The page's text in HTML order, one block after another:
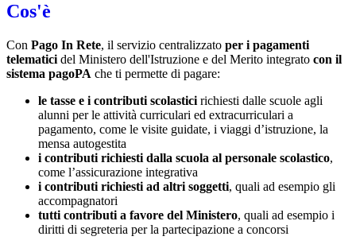
Cos'è
Con Pago In Rete, il servizio centralizzato per i pagamenti
telematici del Ministero dell'Istruzione e del Merito integrato con il
sistema pagoPA che ti permette di pagare:
le tasse e i contributi scolastici richiesti dalle scuole agli
alunni per le attività curriculari ed extracurriculari a
pagamento, come le visite guidate, i viaggi d’istruzione, la
mensa autogestita
i contributi richiesti dalla scuola al personale scolastico,
come l’assicurazione integrativa
i contributi richiesti ad altri soggetti, quali ad esempio gli
accompagnatori
tutti contributi a favore del Ministero, quali ad esempio i
diritti di segreteria per la partecipazione a concorsi